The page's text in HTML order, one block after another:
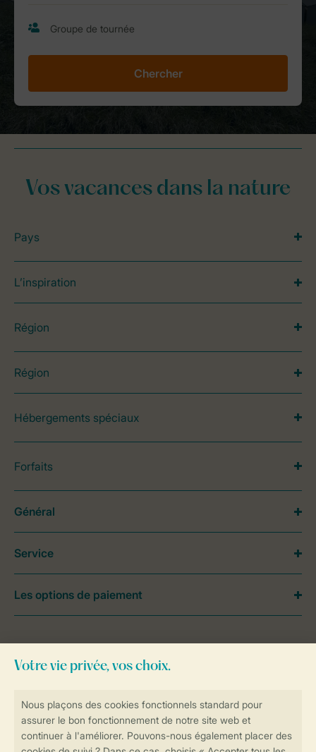
Chercher
Vos vacances dans la nature
Pays
L’inspiration
Région
Région
Hébergements spéciaux
Forfaits
contactez notreContact Center.
Général
Service
Les options de paiement